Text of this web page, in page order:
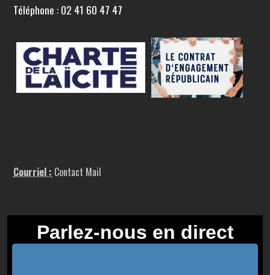
Téléphone : 02 41 60 47 47
Courriel : Contact Mail